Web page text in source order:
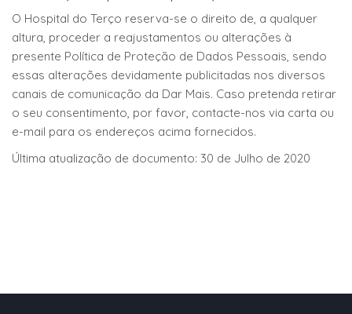
O Hospital do Terço reserva-se o direito de, a qualquer
altura, proceder a reajustamentos ou alterações à
presente Política de Proteção de Dados Pessoais, sendo
essas alterações devidamente publicitadas nos diversos
canais de comunicação da Dar Mais. Caso pretenda retirar
o seu consentimento, por favor, contacte-nos via carta ou
e-mail para os endereços acima fornecidos.
Última atualização de documento: 30 de Julho de 2020